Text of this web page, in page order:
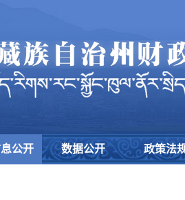
公开 数据公开 政策法